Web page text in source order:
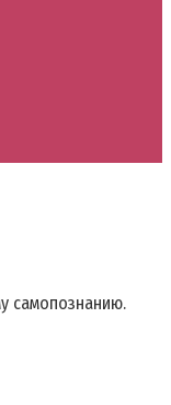
самопознанию.